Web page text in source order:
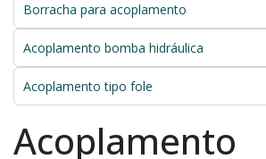
Borracha para acoplamento
Acoplamento bomba hidráulica
Acoplamento tipo fole
Acoplamento